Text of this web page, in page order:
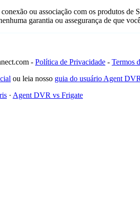
ou associação com os produtos de
garantia ou assegurança de que
- Política de Privacidade - Termos
ou leia nosso guia do usuário Agent DVR
· Agent DVR vs Frigate